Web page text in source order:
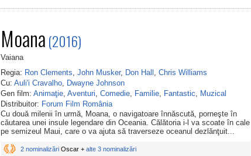
Moana(2016)
Vaiana
Regia: Ron Clements, John Musker, Don Hall , Chris Williams
Cu: Auli'i Cravalho, Dwayne Johnson
Gen film: Animaţie, Aventuri, Comedie, Familie, Fantastic, Muzical
Distribuitor: Forum Film România
Cu două milenii în urmă, Moana, o navigatoare înnăscută, porneşte în
căutarea unei insule legendare din Oceania. Călătoria i-l va scoate în cale
pe semizeul Maui, care o va ajuta să traverseze oceanul dezlănţuit...
2 nominalizări Oscar + alte 3 nominalizări